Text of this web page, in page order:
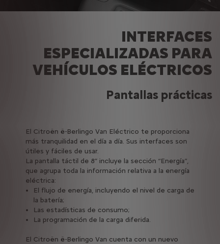
INTERFACES
ESPECIALIZADAS PARA
VEHÍCULOS ELÉCTRICOS
Pantallas prácticas
El Citroën ë-Berlingo Van Eléctrico te proporciona
más tranquilidad en el día a día. Sus interfaces son
útiles y fáciles de usar.
La pantalla táctil de 8” incluye la sección “Energía”,
que agrupa toda la información relativa a la energía
eléctrica:
El flujo de energía, incluyendo el nivel de carga de
la batería;
Las estadísticas de consumo;
La programación de la carga diferida.
El Citroën ë-Berlingo Van cuenta con un nuevo